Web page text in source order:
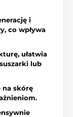
i
co wpływa
ułatwia
lub
na skórę